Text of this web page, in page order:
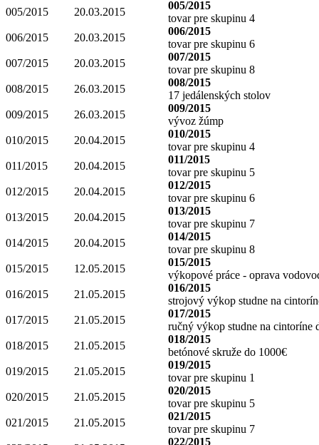
005/2015
20.03.2015
005/2015
tovar pre skupinu 4
006/2015
20.03.2015
006/2015
tovar pre skupinu 6
007/2015
20.03.2015
007/2015
tovar pre skupinu 8
008/2015
26.03.2015
008/2015
17 jedálenských stolov
009/2015
26.03.2015
009/2015
vývoz žúmp
010/2015
20.04.2015
010/2015
tovar pre skupinu 4
011/2015
20.04.2015
011/2015
tovar pre skupinu 5
012/2015
20.04.2015
012/2015
tovar pre skupinu 6
013/2015
20.04.2015
013/2015
tovar pre skupinu 7
014/2015
20.04.2015
014/2015
tovar pre skupinu 8
015/2015
12.05.2015
015/2015
výkopové práce - oprava
016/2015
21.05.2015
016/2015
strojový výkop studne na
017/2015
21.05.2015
017/2015
ručný výkop studne na cintoríne
018/2015
21.05.2015
018/2015
betónové skruže do 1000€
019/2015
21.05.2015
019/2015
tovar pre skupinu 1
020/2015
21.05.2015
020/2015
tovar pre skupinu 5
021/2015
21.05.2015
021/2015
tovar pre skupinu 7
022/2015